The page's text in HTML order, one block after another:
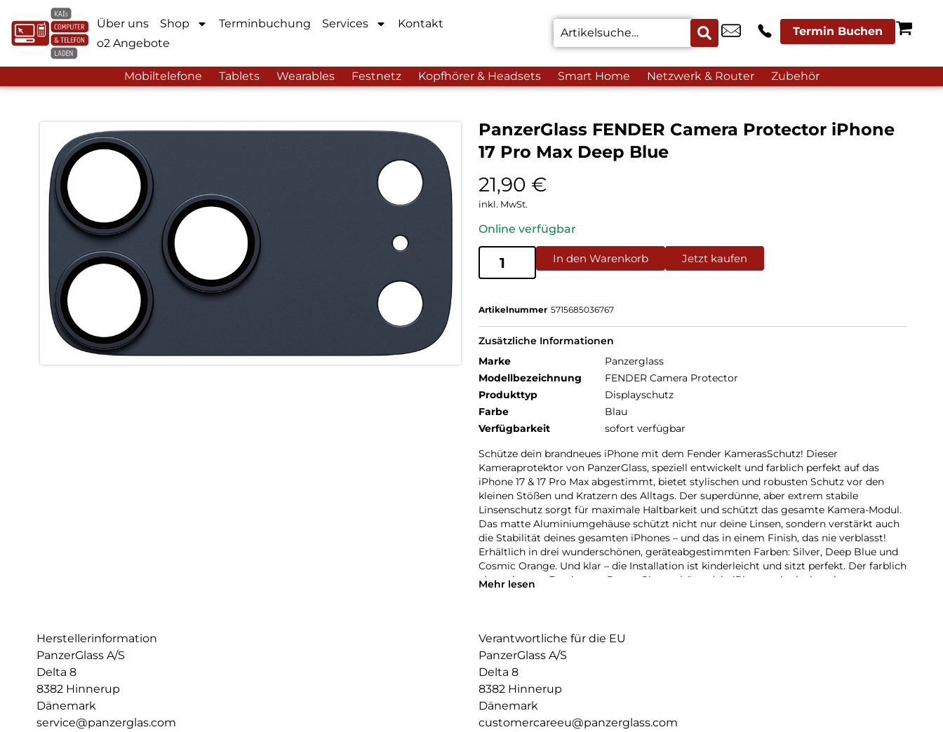
Über uns Shop Terminbuchung Services
Kontakt
o2 Angebote
Termin Buchen
Mobiltelefone Tablets Wearables Festnetz Kopfhörer & Headsets Smart Home Netzwerk & Router Zubehör
PanzerGlass FENDER Camera Protector iPhone
17 Pro Max Deep Blue
21,90 €
inkl. MwSt.
Online verfügbar
In den Warenkorb Jetzt kaufen
Artikelnummer 5715685036767
Zusätzliche Informationen
Marke
Panzerglass
Modellbezeichnung
FENDER Camera Protector
Produkttyp
Displayschutz
Farbe
Blau
Verfügbarkeit
sofort verfügbar
Schütze dein brandneues iPhone mit dem Fender KamerasSchutz! Dieser
Kameraprotektor von PanzerGlass, speziell entwickelt und farblich perfekt auf das
iPhone 17 & 17 Pro Max abgestimmt, bietet stylischen und robusten Schutz vor den
kleinen Stößen und Kratzern des Alltags. Der superdünne, aber extrem stabile
Linsenschutz sorgt für maximale Haltbarkeit und schützt das gesamte Kamera-Modul.
Das matte Aluminiumgehäuse schützt nicht nur deine Linsen, sondern verstärkt auch
die Stabilität deines gesamten iPhones – und das in einem Finish, das nie verblasst!
Erhältlich in drei wunderschönen, geräteabgestimmten Farben: Silver, Deep Blue und
Cosmic Orange. Und klar – die Installation ist kinderleicht und sitzt perfekt. Der farblich
abgestimmte Fender von PanzerGlass schützt dein iPhone mit einzigartigem
die Anforderungen an recycelte Materialien definiert, z.B. in Bezug auf
Rückverfolgbarkeit, chemische Inhaltsstoffe und Umweltauswirkungen.
Mehr lesen
Herstellerinformation
PanzerGlass A/S
Delta 8
8382 Hinnerup
Dänemark
service@panzerglas.com
Verantwortliche für die EU
PanzerGlass A/S
Delta 8
8382 Hinnerup
Dänemark
customercareeu@panzerglass.com